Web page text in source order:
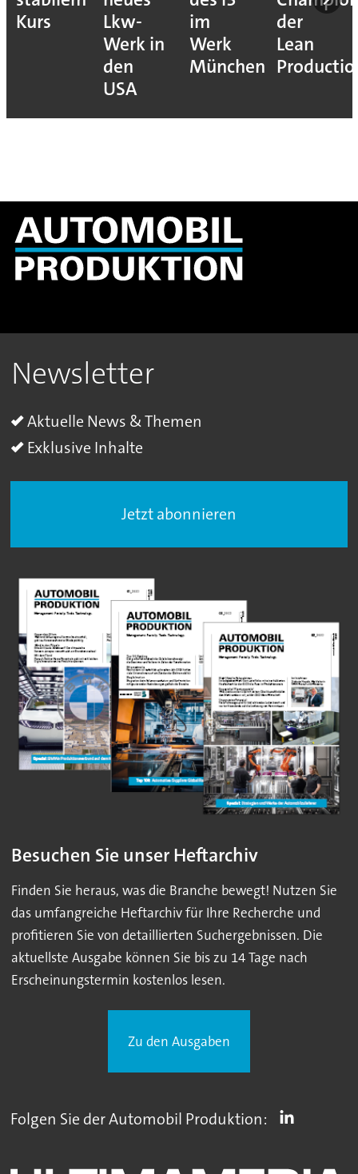
Kurs
Lkw-
Werk in
den
USA
im
Werk
München
der
Lean
Newsletter
Aktuelle News & Themen
Exklusive Inhalte
Jetzt abonnieren
Besuchen Sie unser Heftarchiv
Finden Sie heraus, was die Branche bewegt! Nutzen Sie
das umfangreiche Heftarchiv für Ihre Recherche und
profitieren Sie von detaillierten Suchergebnissen. Die
aktuellste Ausgabe können Sie bis zu 14 Tage nach
Erscheinungstermin kostenlos lesen.
Zu den Ausgaben
Folgen Sie der Automobil Produktion: